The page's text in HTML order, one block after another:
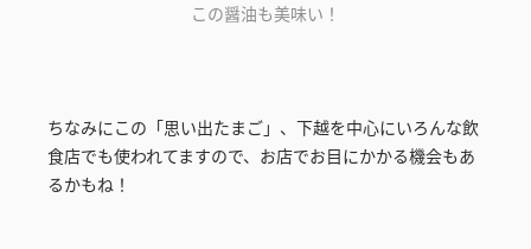
この醤油も美味い！
ちなみにこの「思い出たまご」、下越を中心にいろんな飲
食店でも使われてますので、お店でお目にかかる機会もあ
るかもね！